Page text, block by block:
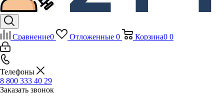
Сравнение0 Отложенные 0 Корзина0 0
Телефоны
8 800 333 40 29
Заказать звонок